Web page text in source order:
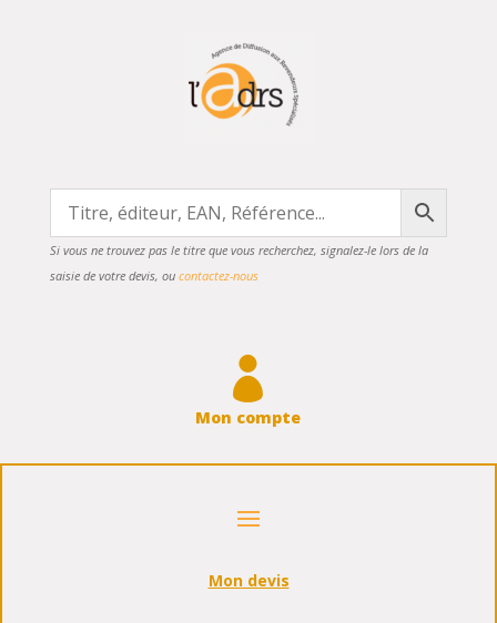
Si vous ne trouvez pas le titre que vous recherchez, signalez-le lors de la
saisie de votre devis, ou contactez-nous

Mon compte
Mon devis